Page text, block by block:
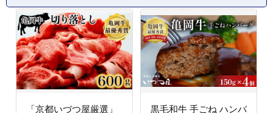
「京都いづつ屋厳選」
黒毛和牛 手ごね ハンバ